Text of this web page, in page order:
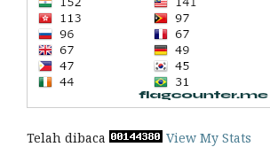
Telah dibaca View My Stats